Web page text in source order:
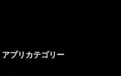
アプリカテゴリー